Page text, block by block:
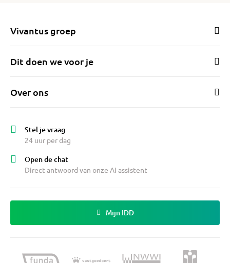
Vivantus groep
Dit doen we voor je
Over ons
Stel je vraag
24 uur per dag
Open de chat
Direct antwoord van onze AI assistent
Mijn IDD